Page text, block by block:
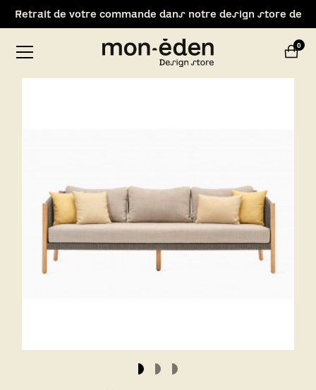
Retrait de votre commande dans notre design store de
Lyon-Brignais 0